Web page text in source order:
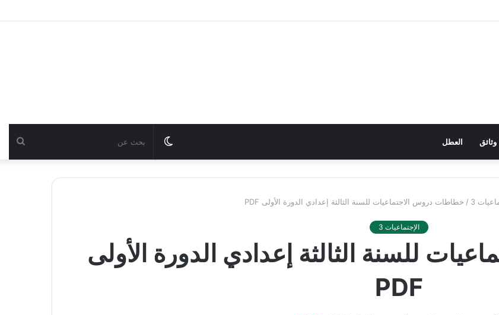
وثائق العطل بحث Switch
skin
3
/ خطاطات دروس الاجتماعيات للسنة الثالثة إعدادي الدورة الأولى PDF
الإجتماعيات 3
للسنة الثالثة إعدادي الدورة الأولى
PDF